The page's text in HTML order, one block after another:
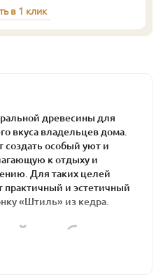
в 1 клик
древесины для
вкуса владельцев дома.
создать особый уют и
к отдыху и
Для таких целей
практичный и эстетичный
«Штиль» из кедра.
выбор
дома